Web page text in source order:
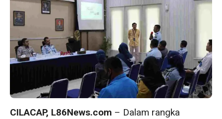
CILACAP, L86News.com – Dalam rangka